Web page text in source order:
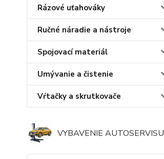
Rázové uťahováky
Ručné náradie a nástroje
Spojovací materiál
Umývanie a čistenie
Vŕtačky a skrutkovače
VYBAVENIE AUTOSERVISU